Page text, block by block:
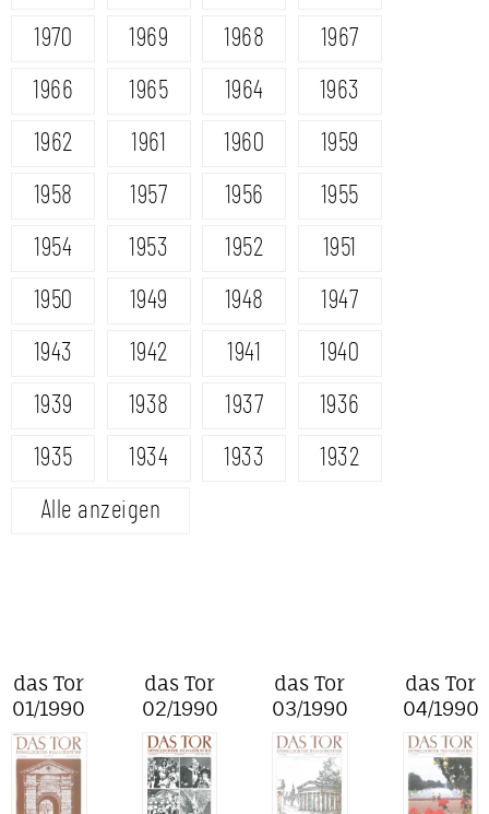
1970
1969 1968
1967
1966
1965 1964
1963
1962
1961 1960
1959
1958
1957 1956
1955
1954
1953 1952
1951
1950
1949 1948
1947
1943
1942 1941
1940
1939
1938 1937
1936
1935
1934 1933
1932
Alle anzeigen
das Tor
01/1990
das Tor
02/1990
das Tor
03/1990
das Tor
04/1990